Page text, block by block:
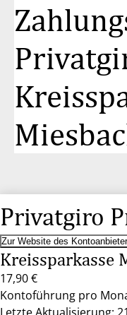
Privatgiro
Zur Website des
Kreissparkasse
17,90 €
Kontoführung pro